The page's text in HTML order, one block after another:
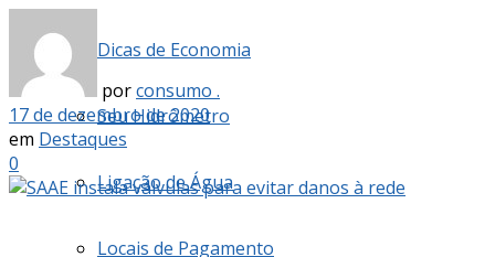
Dicas de Economia
Seu Hidrômetro
Ligação de Água
Locais de Pagamento
porconsumo .
17 de dezembro de 2020
em Destaques
0